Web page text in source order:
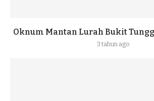
Oknum Mantan Lurah Bukit
3 tahun ago